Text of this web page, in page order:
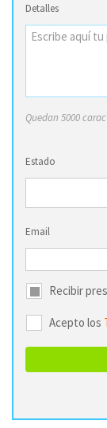
Detalles
Quedan 5000
Estado
Email
Recibir
Acepto los